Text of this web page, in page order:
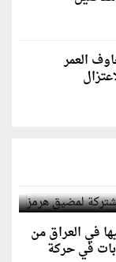
العمر
في العراق من
في حركة